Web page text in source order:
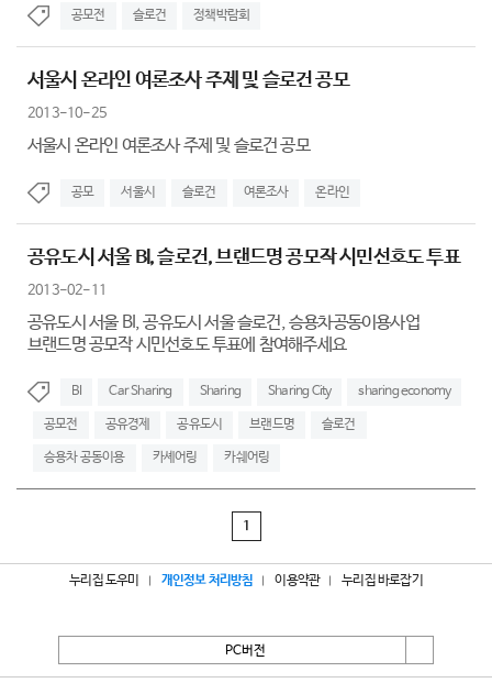
공모전 슬로건 정책박람회
서울시 온라인 여론조사 주제 및 슬로건 공모
2013-10-25
서울시 온라인 여론조사 주제 및 슬로건 공모
공모 서울시 슬로건 여론조사 온라인
공유도시 서울 BI, 슬로건, 브랜드명 공모작 시민선호도 투표
2013-02-11
공유도시 서울 BI, 공유도시 서울 슬로건, 승용차공동이용사업
브랜드명 공모작 시민선호도 투표에 참여해주세요
BI Car Sharing Sharing Sharing City sharing economy
공모전 공유경제 공유도시 브랜드명 슬로건
승용차 공동이용 카셰어링 카쉐어링
1
누리집 도우미 개인정보 처리방침 이용약관 누리집 바로잡기
PC버전